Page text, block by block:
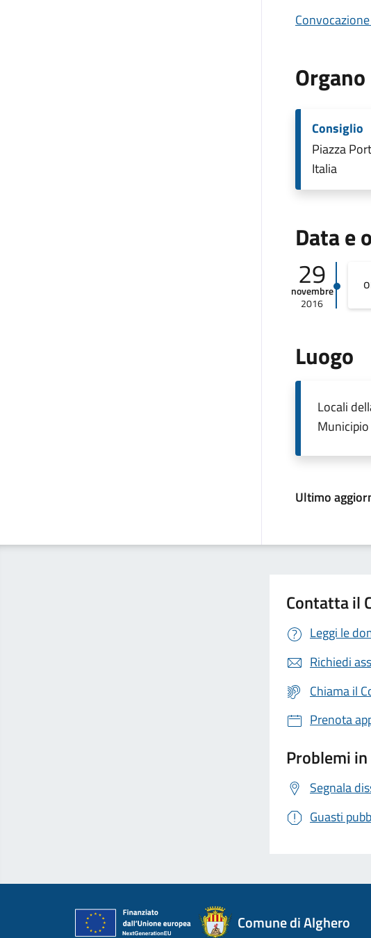
Organo
Consiglio
Piazza
Italia
Data e
29
novembre
2016
Luogo
Locali
Municipio
Ultimo
Contatta il
Leggi le
Richiedi
Chiama il
Prenota
Problemi
Segnala
Guasti
Comune di Alghero